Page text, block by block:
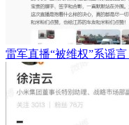
雷军直播“被维权”系谣